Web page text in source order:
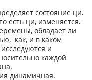
состояние ци.
есть ци, изменяется.
обладает ли
как, и в каком
и
каждой
динамичная.